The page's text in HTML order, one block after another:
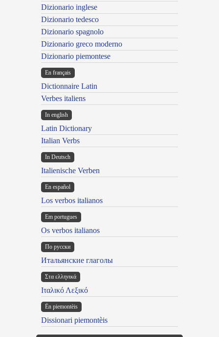
Dizionario inglese
Dizionario tedesco
Dizionario spagnolo
Dizionario greco moderno
Dizionario piemontese
En français
Dictionnaire Latin
Verbes italiens
In english
Latin Dictionary
Italian Verbs
In Deutsch
Italienische Verben
En español
Los verbos italianos
Em portugues
Os verbos italianos
По русски
Итальянские глаголы
Στα ελληνικά
Ιταλικό Λεξικό
Ën piemontèis
Dissionari piemontèis